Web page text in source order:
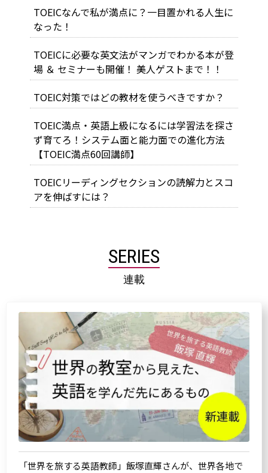
TOEICなんで私が満点に？一目置かれる人生に
なった！
TOEICに必要な英文法がマンガでわかる本が登
場 ＆ セミナーも開催！ 美人ゲストまで！！
TOEIC対策ではどの教材を使うべきですか？
TOEIC満点・英語上級になるには学習法を探さ
ず育てろ！システム面と能力面での進化方法
【TOEIC満点60回講師】
TOEICリーディングセクションの読解力とスコ
アを伸ばすには？
SERIES
連載
「世界を旅する英語教師」飯塚直輝さんが、世界各地で